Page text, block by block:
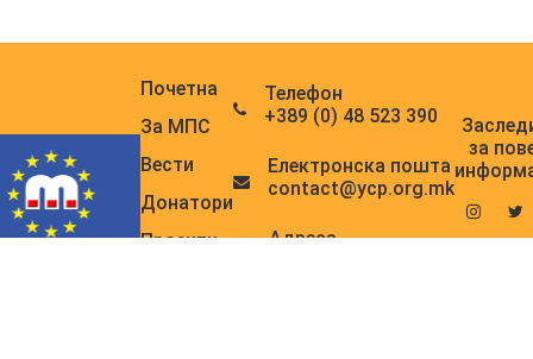
Почетна
За МПС
Вести
Донатори
Проекти
Телефон
+389 (0) 48 523 390
Електронска поштa
contact@ycp.org.mk
Адреса
за